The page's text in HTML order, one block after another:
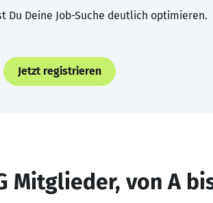
Du Deine Job-Suche deutlich optimieren.
Jetzt registrieren
Mitglieder, von A